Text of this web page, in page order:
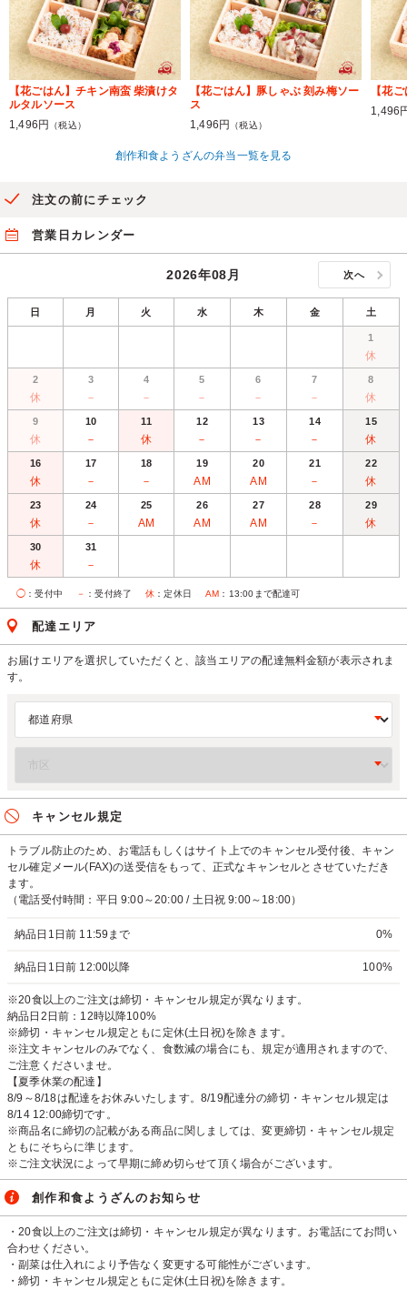
【花ごはん】チキン南蛮 柴漬けタ
ルタルソース
1,496円
（税込）
【花ごはん】豚しゃぶ 刻み梅ソー
ス
1,496円
（税込）
【花
1,496
創作和食ようざんの弁当一覧を見る
注文の前にチェック
営業日カレンダー
2026年08月 次へ
日 月 火 水 木 金 土
1
休
2
休
3
－
4
－
5
－
6
－
7
－
8
休
9
休
10
－
11
休
12
－
13
－
14
－
15
休
16
休
17
－
18
－
19
AM
20
AM
21
－
22
休
23
休
24
－
25
AM
26
AM
27
AM
28
－
29
休
30
休
31
－
◯ ：受付中 － ：受付終了 休 ：定休日 AM ：13:00まで配達可
配達エリア
お届けエリアを選択していただくと、該当エリアの配達無料金額が表示されま
す。
キャンセル規定
トラブル防止のため、お電話もしくはサイト上でのキャンセル受付後、キャン
セル確定メール(FAX)の送受信をもって、正式なキャンセルとさせていただき
ます。
（電話受付時間：平日 9:00～20:00 / 土日祝 9:00～18:00）
納品日1日前 11:59まで 0%
納品日1日前 12:00以降 100%
※20食以上のご注文は締切・キャンセル規定が異なります。
納品日2日前：12時以降100%
※締切・キャンセル規定ともに定休(土日祝)を除きます。
※注文キャンセルのみでなく、食数減の場合にも、規定が適用されますので、
ご注意くださいませ。
【夏季休業の配達】
8/9～8/18は配達をお休みいたします。8/19配達分の締切・キャンセル規定は
8/14 12:00締切です。
※商品名に締切の記載がある商品に関しましては、変更締切・キャンセル規定
ともにそちらに準じます。
※ご注文状況によって早期に締め切らせて頂く場合がございます。
創作和食ようざんのお知らせ
・20食以上のご注文は締切・キャンセル規定が異なります。お電話にてお問い
合わせください。
・副菜は仕入れにより予告なく変更する可能性がございます。
・締切・キャンセル規定ともに定休(土日祝)を除きます。